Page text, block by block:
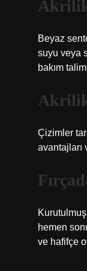
Akrilik
Beyaz
suyu veya
bakım
Akrilik
Çizimler
avantajları
hemen
ve hafifçe